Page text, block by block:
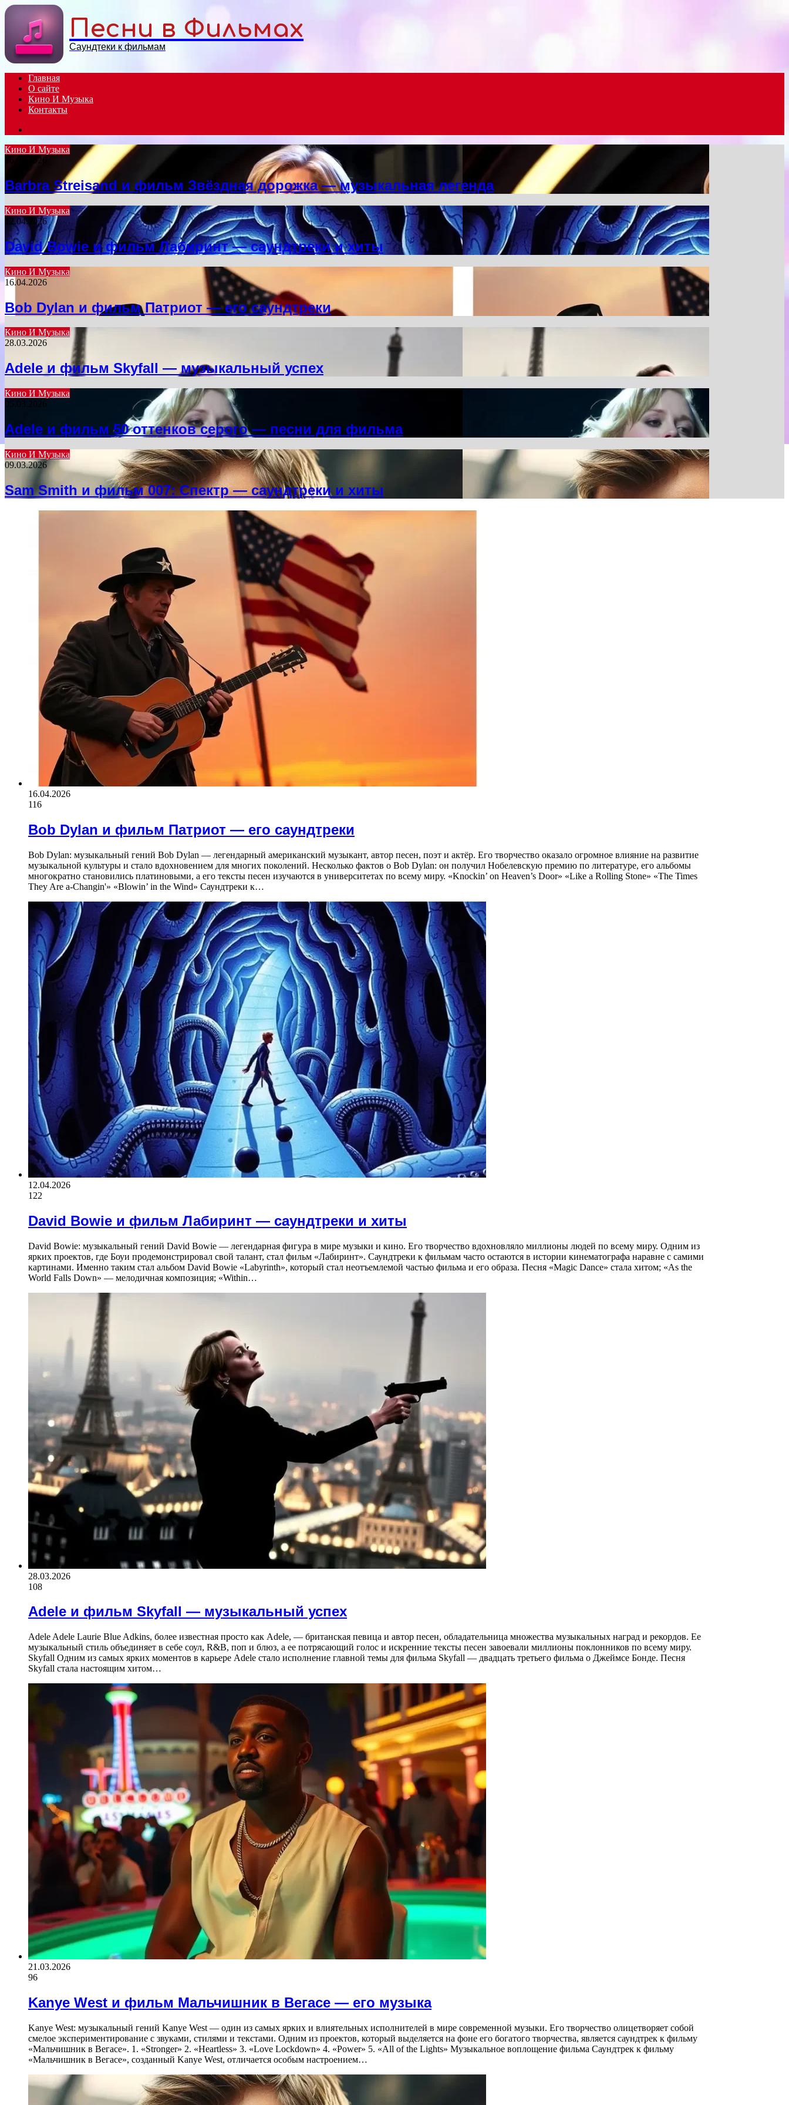
Menu
Песни в Фильмах
Саундтеки к фильмам
Главная
О сайте
Кино И Музыка
Контакты
Кино И Музыка
26.02.2026
Barbra Streisand и фильм Звёздная дорожка — музыкальная легенда
Кино И Музыка
12.04.2026
David Bowie и фильм Лабиринт — саундтреки и хиты
Кино И Музыка
16.04.2026
Bob Dylan и фильм Патриот — его саундтреки
Кино И Музыка
28.03.2026
Adele и фильм Skyfall — музыкальный успех
Кино И Музыка
05.03.2026
Adele и фильм 50 оттенков серого — песни для фильма
Кино И Музыка
09.03.2026
Sam Smith и фильм 007: Спектр — саундтреки и хиты
16.04.2026
116
Bob Dylan и фильм Патриот — его саундтреки
Bob Dylan: музыкальный гений Bob Dylan — легендарный американский музыкант, автор песен, поэт и актёр. Его творчество оказало огромное влияние на развитие
музыкальной культуры и стало вдохновением для многих поколений. Несколько фактов о Bob Dylan: он получил Нобелевскую премию по литературе, его альбомы
многократно становились платиновыми, а его тексты песен изучаются в университетах по всему миру. «Knockin’ on Heaven’s Door» «Like a Rolling Stone» «The Times
They Are a-Changin'» «Blowin’ in the Wind» Саундтреки к…
12.04.2026
122
David Bowie и фильм Лабиринт — саундтреки и хиты
David Bowie: музыкальный гений David Bowie — легендарная фигура в мире музыки и кино. Его творчество вдохновляло миллионы людей по всему миру. Одним из
ярких проектов, где Боуи продемонстрировал свой талант, стал фильм «Лабиринт». Саундтреки к фильмам часто остаются в истории кинематографа наравне с самими
картинами. Именно таким стал альбом David Bowie «Labyrinth», который стал неотъемлемой частью фильма и его образа. Песня «Magic Dance» стала хитом; «As the
World Falls Down» — мелодичная композиция; «Within…
28.03.2026
108
Adele и фильм Skyfall — музыкальный успех
Adele Adele Laurie Blue Adkins, более известная просто как Adele, — британская певица и автор песен, обладательница множества музыкальных наград и рекордов. Ее
музыкальный стиль объединяет в себе соул, R&B, поп и блюз, а ее потрясающий голос и искренние тексты песен завоевали миллионы поклонников по всему миру.
Skyfall Одним из самых ярких моментов в карьере Adele стало исполнение главной темы для фильма Skyfall — двадцать третьего фильма о Джеймсе Бонде. Песня
Skyfall стала настоящим хитом…
21.03.2026
96
Kanye West и фильм Мальчишник в Вегасе — его музыка
Kanye West: музыкальный гений Kanye West — один из самых ярких и влиятельных исполнителей в мире современной музыки. Его творчество олицетворяет собой
смелое экспериментирование с звуками, стилями и текстами. Одним из проектов, который выделяется на фоне его богатого творчества, является саундтрек к фильму
«Мальчишник в Вегасе». 1. «Stronger» 2. «Heartless» 3. «Love Lockdown» 4. «Power» 5. «All of the Lights» Музыкальное воплощение фильма Саундтрек к фильму
«Мальчишник в Вегасе», созданный Kanye West, отличается особым настроением…